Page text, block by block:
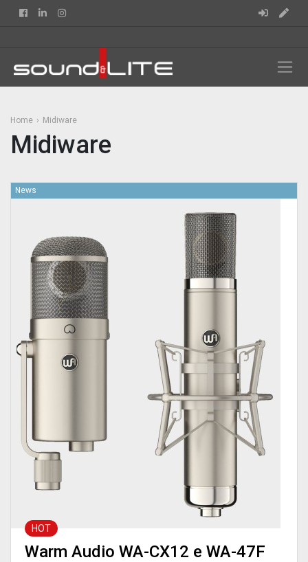
FacebookLinkedin
Home Midiware
Midiware
News
HOT
Warm Audio WA-CX12 e WA-47F